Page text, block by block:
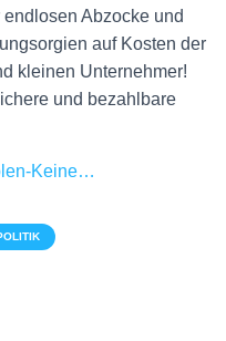
Abzocke und
auf Kosten der
kleinen Unternehmer!
und bezahlbare
Keine…